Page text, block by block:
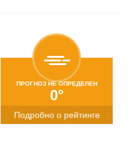
ПРОГНОЗ НЕ ОПРЕДЕЛЕН
0°
Подробно о рейтинге